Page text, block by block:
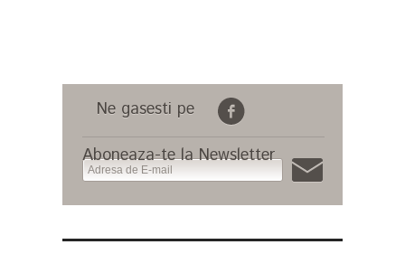
Ne gasesti pe
Aboneaza-te la Newsletter